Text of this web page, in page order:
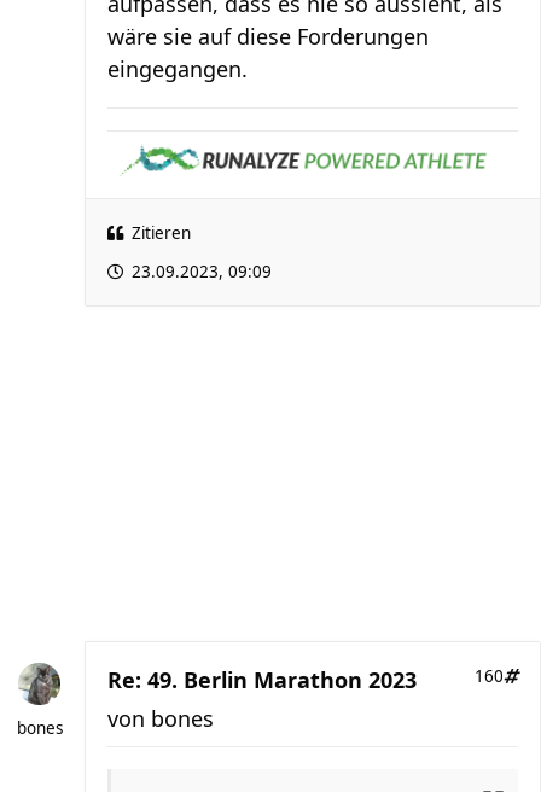
wäre sie auf diese Forderungen
eingegangen.
Zitieren
23.09.2023, 09:09
bones
Re: 49. Berlin Marathon 2023 160
von bones